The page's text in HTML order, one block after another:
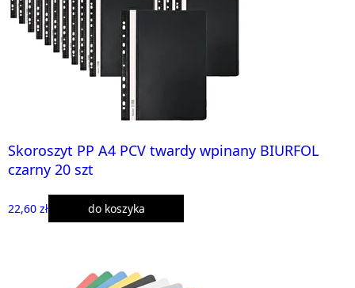
Skoroszyt PP A4 PCV twardy wpinany BIURFOL
czarny 20 szt
22,60 zł do koszyka